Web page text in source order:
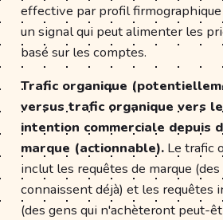
effective par profil firmographique
un signal qui peut alimenter les
basé sur les comptes.
Trafic organique
versus trafic organique vers
intention commerciale depuis
marque (actionnable). Le trafic
inclut les requêtes de marque
connaissent déjà) et les requêtes
(des gens qui n'achèteront peut-